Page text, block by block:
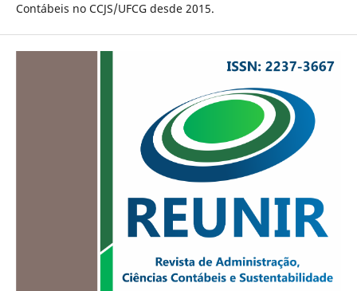
Contábeis no CCJS/UFCG desde 2015.